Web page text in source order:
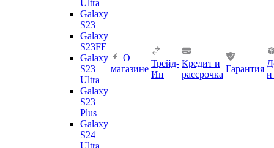
Ultra
Galaxy
S23
Galaxy
S23FE
Galaxy
S23
Ultra
Galaxy
S23
Plus
Galaxy
S24
Ultra
О
магазине
Трейд-
Ин
Кредит и
рассрочка
Гарантия
и